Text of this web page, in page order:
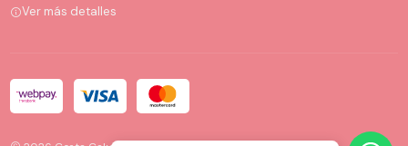
Ver más detalles